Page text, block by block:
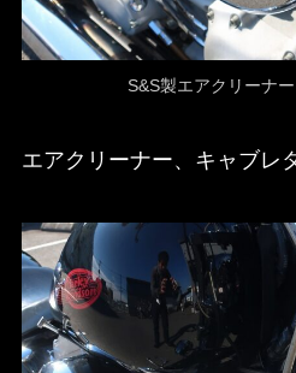
S&S製エアクリーナ
エアクリーナー、キャブレ